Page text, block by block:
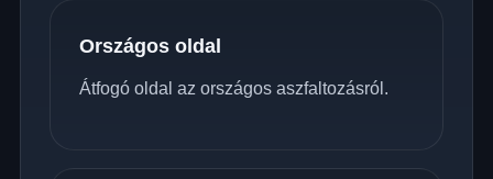
Országos oldal
Átfogó oldal az országos aszfaltozásról.